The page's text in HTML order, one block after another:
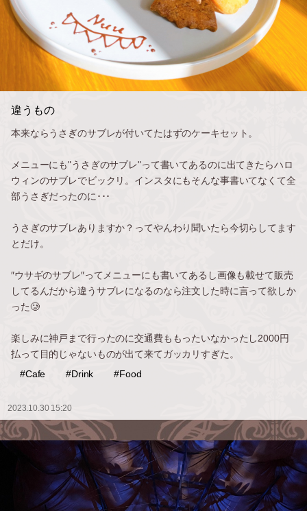
違うもの
本来ならうさぎのサブレが付いてたはずのケーキセット。
メニューにも"うさぎのサブレ"って書いてあるのに出てきたらハロ
ウィンのサブレでビックリ。インスタにもそんな事書いてなくて全
部うさぎだったのに･･･
うさぎのサブレありますか？ってやんわり聞いたら今切らしてます
とだけ。
″ウサギのサブレ″ってメニューにも書いてあるし画像も載せて販売
してるんだから違うサブレになるのなら注文した時に言って欲しか
った🥲
楽しみに神戸まで行ったのに交通費ももったいなかったし2000円
払って目的じゃないものが出て来てガッカリすぎた。
#Cafe
#Drink #Food
2023.10.30 15:20